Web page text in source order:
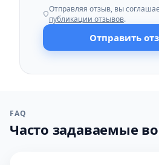
Отправляя отзыв, вы
публикации отзывов.
Отправить
FAQ
Часто задаваемые